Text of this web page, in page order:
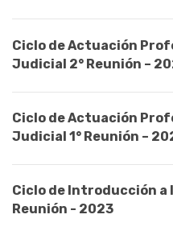
Ciclo de Actuación
Judicial 2° Reunión –
Ciclo de Actuación
Judicial 1° Reunión –
Ciclo de Introducción a
Reunión - 2023